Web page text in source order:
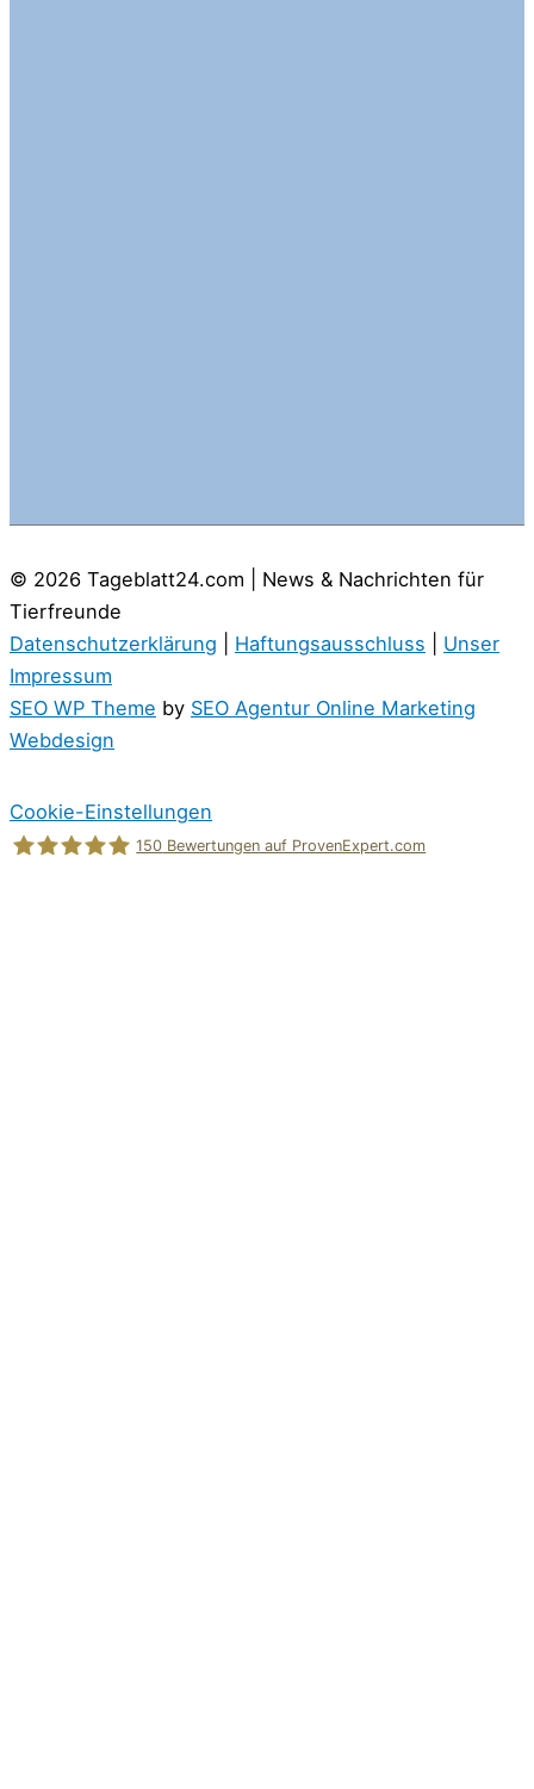
© 2026 Tageblatt24.com | News & Nachrichten für
Tierfreunde
Datenschutzerklärung
Haftungsausschluss
Unser
Impressum
SEO WP Theme by SEO Agentur Online Marketing
Webdesign
Cookie-Einstellungen
150 Bewertungen auf ProvenExpert.com